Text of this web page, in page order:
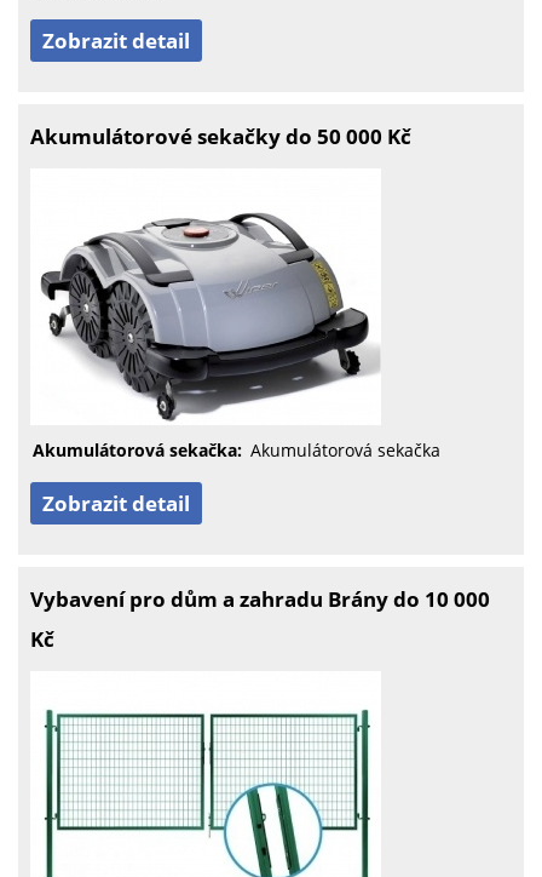
Zobrazit detail
Akumulátorové sekačky do 50 000 Kč
Akumulátorová sekačka: Akumulátorová sekačka
Zobrazit detail
Vybavení pro dům a zahradu Brány do 10 000
Kč